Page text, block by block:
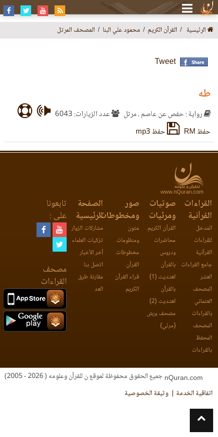
الرئيسية القرآن الكريم محمود علي البنا المصحف المرتل
Tweet
طه
رواية : حفص عن عاصم ، مرتل
عدد الزيارات: 6043
حفظ RM
حفظ mp3
www.nQuran.com
القراءات
القرآنية
المدخل
للقراءات
القرآنية
جامع القراءات
العشر
المصحف
العثماني
بالقراءات
المصحف
المحفظ
بالقراءات
صوتيات
ومرئيات
القرآن الكريم
محاضرات
ودروس
بالقرآن
اهتديت (1)
بالقرآن
اهتديت (2)
مصحف ورش
(مرئي)
صور
ومخطوطات
متون
ومنظومات
مخطوطات
القرآن
قراء القرآن
الكريم
الصفحة
الرئيسية
مشاركات الزوار
تزكيات العلماء
آخر الأخبار
اتصل بنا
مقارنة طرق
العد
تابعونا
على :
مصحف
القراءات
جميع الحقوق محفوظة لموقع ن للقرآن وعلومه ( 2026 - 2005)
اتفاقية الخدمة
وثيقة الخصوصية